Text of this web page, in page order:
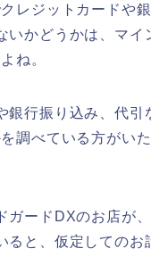
レジットカードや
いかどうかは、マイ
ね。
銀行振り込み、代引
調べている方がい
ガードDXのお店が
と、仮定してのお